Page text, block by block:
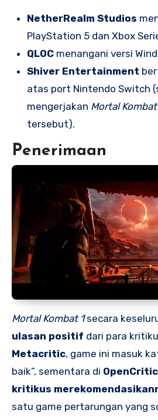
NetherRealm Studios
PlayStation 5 dan Xbox
QLOCmenangani versi
Shiver Entertainment
atas port Nintendo Switch
mengerjakan Mortal Kombat
tersebut).
Penerimaan
Mortal Kombat 1secara
ulasan positif dari para
Metacritic, game ini masuk
baik”, sementara di OpenCritic
kritikus
satu game pertarungan yang